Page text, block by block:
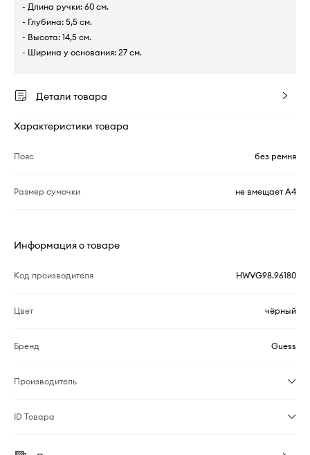
- Длина ручки: 60 см.
- Глубина: 5,5 см.
- Высота: 14,5 см.
- Ширина у основания: 27 см.
Детали товара
Характеристики товара
Пояс без ремня
Размер сумочки не вмещает A4
Информация о товаре
Код производителя HWVG98.96180
Цвет чёрный
Бренд Guess
Производитель
ID Товара